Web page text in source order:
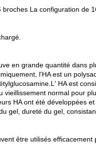
La configuration de
en grande quantité dans
l'HA est un
HA est
normal pour
HA ont été développées
gel, dureté du gel,
être utilisés efficacement